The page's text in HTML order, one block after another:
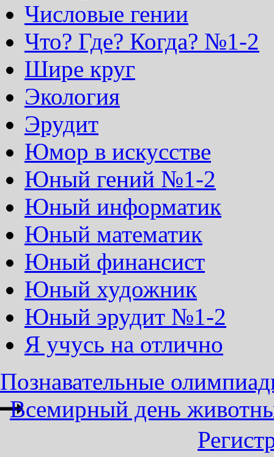
Числовые гении
Что? Где? Когда? №1-2
Шире круг
Экология
Эрудит
Юмор в искусстве
Юный гений №1-2
Юный информатик
Юный математик
Юный финансист
Юный художник
Юный эрудит №1-2
Я учусь на отлично
Познавательные
Всемирный день